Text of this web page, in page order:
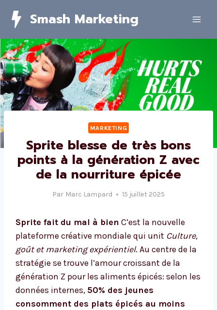
Smash Marketing
MARKETING
Sprite blesse de très bons
points à la génération Z avec
de la nourriture épicée
Par Marc Lampard 15 juillet 2025
Sprite fait du mal à bien C’est la nouvelle
plateforme créative mondiale qui unit Culture,
goût et marketing expérientiel. Au centre de la
stratégie se trouve l’amour croissant de la
génération Z pour les aliments épicés: selon les
données internes, 50% des jeunes
consomment des plats épicés au moins